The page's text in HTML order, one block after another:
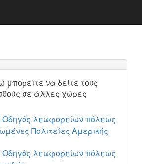
μπορείτε να δείτε τους
σε άλλες χώρες
Οδηγός λεωφορείων πόλεως
Πολιτείες Αμερικής
Οδηγός λεωφορείων πόλεως